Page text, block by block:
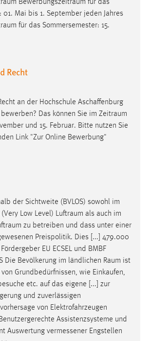
Bewerbungszeitraum für das
01. Mai bis 1. September jeden Jahres
für das Sommersemester: 15.
Recht
an der Hochschule Aschaffenburg
Das können Sie im Zeitraum
und 15. Februar. Bitte nutzen Sie
Link "Zur Online Bewerbung"
der Sichtweite (BVLOS) sowohl im
Low Level) Luftraum als auch im
zu betreiben und dass unter einer
Preispolitik. Dies [...] 479.000
EU ECSEL und BMBF
Die Bevölkerung im ländlichen Raum ist
Grundbedürfnissen, wie Einkaufen,
etc. auf das eigene [...] zur
und zuverlässigen
von Elektrofahrzeugen
Assistenzsysteme und
Auswertung vermessener Engstellen